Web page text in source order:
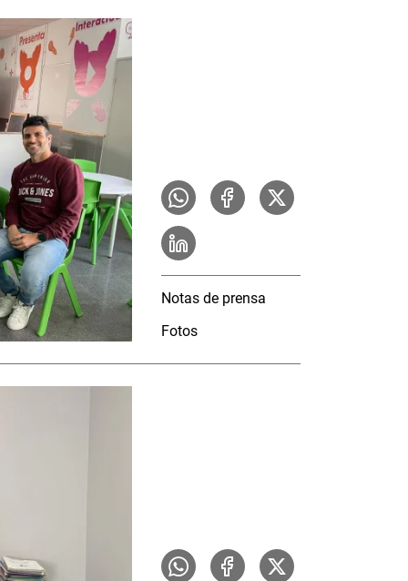
Notas de prensa
Fotos